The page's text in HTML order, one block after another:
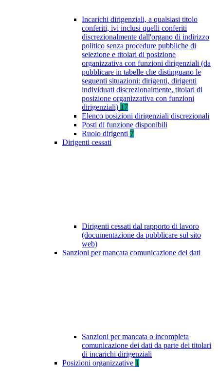
Incarichi dirigenziali, a qualsiasi titolo
conferiti, ivi inclusi quelli conferiti
discrezionalmente dall'organo di indirizzo
politico senza procedure pubbliche di
selezione e titolari di posizione
organizzativa con funzioni dirigenziali (da
pubblicare in tabelle che distinguano le
seguenti situazioni: dirigenti, dirigenti
individuati discrezionalmente, titolari di
posizione organizzativa con funzioni
dirigenziali) 17
Elenco posizioni dirigenziali discrezionali
Posti di funzione disponibili
Ruolo dirigenti 7
Dirigenti cessati
Dirigenti cessati dal rapporto di lavoro
(documentazione da pubblicare sul sito
web)
Sanzioni per mancata comunicazione dei dati
Sanzioni per mancata o incompleta
comunicazione dei dati da parte dei titolari
di incarichi dirigenziali
Posizioni organizzative 1